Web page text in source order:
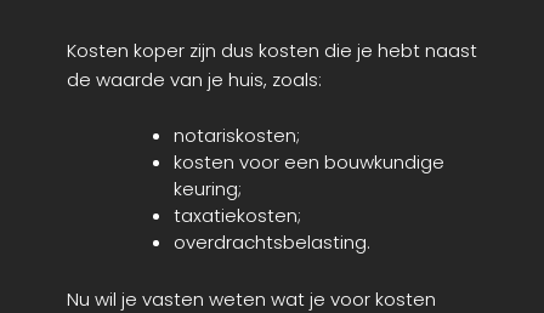
Kosten koper zijn dus kosten die je hebt naast
de waarde van je huis, zoals:
notariskosten;
kosten voor een bouwkundige
keuring;
taxatiekosten;
overdrachtsbelasting.
Nu wil je vasten weten wat je voor kosten